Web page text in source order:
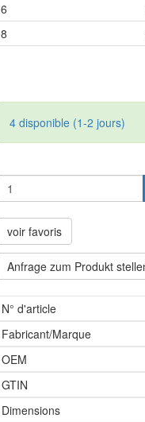
6
8
4 disponible (1-2 jours)
voir favoris
Anfrage zum Produkt
N° d'article
Fabricant/Marque
OEM
GTIN
Dimensions